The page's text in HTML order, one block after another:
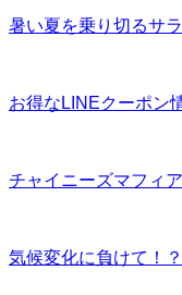
暑い夏を乗り切るサ
お得なLINEクーポン
チャイニーズマフィア
気候変化に負けて！？